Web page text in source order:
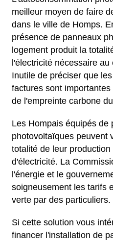
meilleur moyen de faire
dans le ville de Homps.
présence de panneaux
logement produit la
l'électricité nécessaire
Inutile de préciser que
factures sont
de l'empreinte carbone
Les Hompais équipés de
photovoltaïques peuvent
totalité de leur
d'électricité. La
l'énergie et le
soigneusement les tarifs
verte par des particuliers.
Si cette solution vous
financer l'installation de